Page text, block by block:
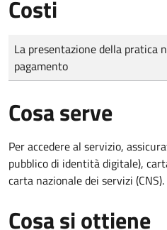
Costi
Tipo di pagamento
Importo
La presentazione della pratica
pagamento
Cosa serve
Per accedere al servizio,
pubblico di identità digitale),
carta nazionale dei servizi (CNS).
Cosa si ottiene